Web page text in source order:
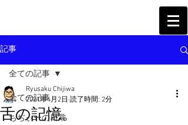
記事
全ての記事
ちぢぃーの日常
全ての記事
舌の記憶。
Ryusaku Chijiwa
2021年4月2日 読了時間: 2分